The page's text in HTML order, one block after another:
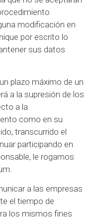
modificación en
por escrito lo
sus datos
plazo máximo de un
a la supresión de los
a la
como en su
transcurrido el
participando en
le rogamos
a las empresas
el tiempo de
los mismos fines